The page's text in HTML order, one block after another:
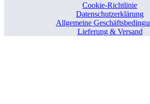
Cookie-Richtlinie
Datenschutzerklärung
Allgemeine
Lieferung & Versand